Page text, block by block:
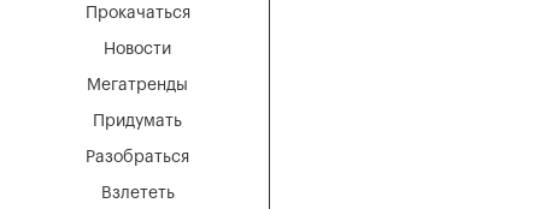
Мегатренды
Придумать
Разобраться
Взлететь
Новости
Прокачаться